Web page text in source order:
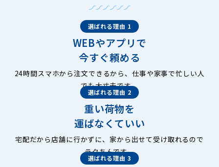
選ばれる理由 1
WEBやアプリで
今すぐ頼める
24時間スマホから注文できるから、仕事や家事で忙しい人
でも大丈夫です。
選ばれる理由 2
重い荷物を
運ばなくていい
宅配だから店舗に行かずに、家から出せて受け取れるので
ラクちんです。
選ばれる理由 3